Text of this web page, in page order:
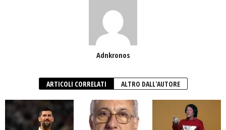
Adnkronos
ARTICOLI CORRELATI ALTRO DALL'AUTORE